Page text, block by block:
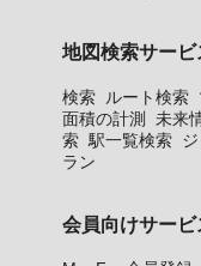
地図検索サービ
検索 ルート検索
面積の計測
未来
索 駅一覧検索
ラン
会員向けサービ